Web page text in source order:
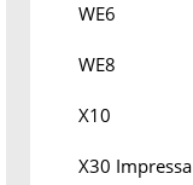
WE6
WE8
X10
X30 Impressa